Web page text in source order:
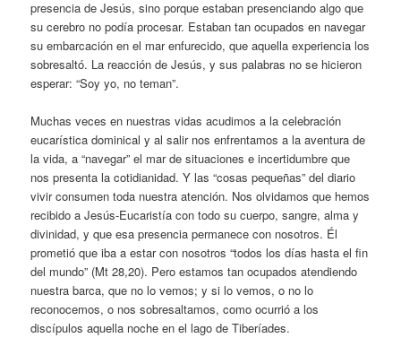
presencia de Jesús, sino porque estaban presenciando algo que
su cerebro no podía procesar. Estaban tan ocupados en navegar
su embarcación en el mar enfurecido, que aquella experiencia los
sobresaltó. La reacción de Jesús, y sus palabras no se hicieron
esperar: “Soy yo, no teman”.
Muchas veces en nuestras vidas acudimos a la celebración
eucarística dominical y al salir nos enfrentamos a la aventura de
la vida, a “navegar” el mar de situaciones e incertidumbre que
nos presenta la cotidianidad. Y las “cosas pequeñas” del diario
vivir consumen toda nuestra atención. Nos olvidamos que hemos
recibido a Jesús-Eucaristía con todo su cuerpo, sangre, alma y
divinidad, y que esa presencia permanece con nosotros. Él
prometió que iba a estar con nosotros “todos los días hasta el fin
del mundo” (Mt 28,20). Pero estamos tan ocupados atendiendo
nuestra barca, que no lo vemos; y si lo vemos, o no lo
reconocemos, o nos sobresaltamos, como ocurrió a los
discípulos aquella noche en el lago de Tiberíades.